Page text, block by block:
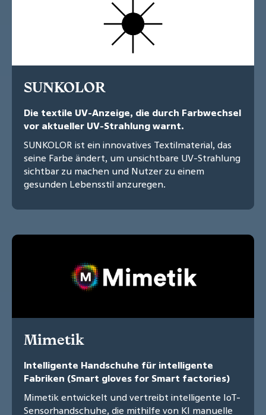
SUNKOLOR
Die textile UV-Anzeige, die durch Farbwechsel
vor aktueller UV-Strahlung warnt.
SUNKOLOR ist ein innovatives Textilmaterial, das
seine Farbe ändert, um unsichtbare UV-Strahlung
sichtbar zu machen und Nutzer zu einem
gesunden Lebensstil anzuregen.
Mimetik
Intelligente Handschuhe für intelligente
Fabriken (Smart gloves for Smart factories)
Mimetik entwickelt und vertreibt intelligente IoT-
Sensorhandschuhe, die mithilfe von KI manuelle